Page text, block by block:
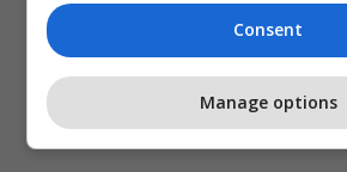
Consent
Manage options